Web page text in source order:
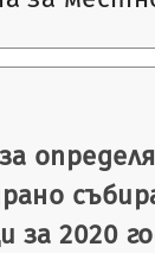
за 2020